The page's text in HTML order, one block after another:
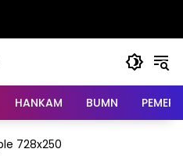
HANKAM BUMN